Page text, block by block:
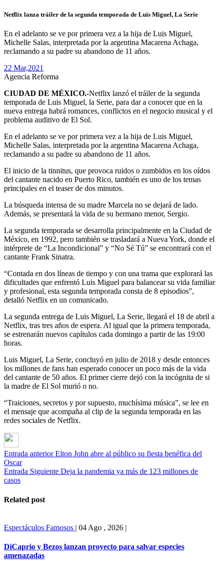
Netflix lanza tráiler de la segunda temporada de Luis Miguel, La Serie
En el adelanto se ve por primera vez a la hija de Luis Miguel,
Michelle Salas, interpretada por la argentina Macarena Achaga,
reclamando a su padre su abandono de 11 años.
22 Mar,2021
Agencia Reforma
CIUDAD DE MÉXICO.-Netflix lanzó el tráiler de la segunda
temporada de Luis Miguel, la Serie, para dar a conocer que en la
nueva entrega habrá romances, conflictos en el negocio musical y el
problema auditivo de El Sol.
En el adelanto se ve por primera vez a la hija de Luis Miguel,
Michelle Salas, interpretada por la argentina Macarena Achaga,
reclamando a su padre su abandono de 11 años.
El inicio de la tinnitus, que provoca ruidos o zumbidos en los oídos
del cantante nacido en Puerto Rico, también es uno de los temas
principales en el teaser de dos minutos.
La búsqueda intensa de su madre Marcela no se dejará de lado.
Además, se presentará la vida de su hermano menor, Sergio.
La segunda temporada se desarrolla principalmente en la Ciudad de
México, en 1992, pero también se trasladará a Nueva York, donde el
intérprete de “La Incondicional” y “No Sé Tú” se encontrará con el
cantante Frank Sinatra.
“Contada en dos líneas de tiempo y con una trama que explorará las
dificultades que enfrentó Luis Miguel para balancear su vida familiar
y profesional, esta segunda temporada consta de 8 episodios”,
detalló Netflix en un comunicado.
La segunda entrega de Luis Miguel, La Serie, llegará el 18 de abril a
Netflix, tras tres años de espera. Al igual que la primera temporada,
se estrenarán nuevos capítulos cada domingo a partir de las 19:00
horas.
Luis Miguel, La Serie, concluyó en julio de 2018 y desde entonces
los millones de fans han esperado conocer un poco más de la vida
del cantante de 50 años. El primer cierre dejó con la incógnita de si
la madre de El Sol murió o no.
“Traiciones, secretos y por supuesto, muchísima música”, se lee en
el mensaje que acompaña al clip de la segunda temporada en las
redes sociales de Netflix.
Entrada anterior Elton John abre al público su fiesta benéfica del
Oscar
Entrada Siguiente Deja la pandemia ya más de 123 millones de
casos
Related post
Espectáculos Famosos | 04 Ago , 2026 |
DiCaprio y Bezos lanzan proyecto para salvar especies
amenazadas